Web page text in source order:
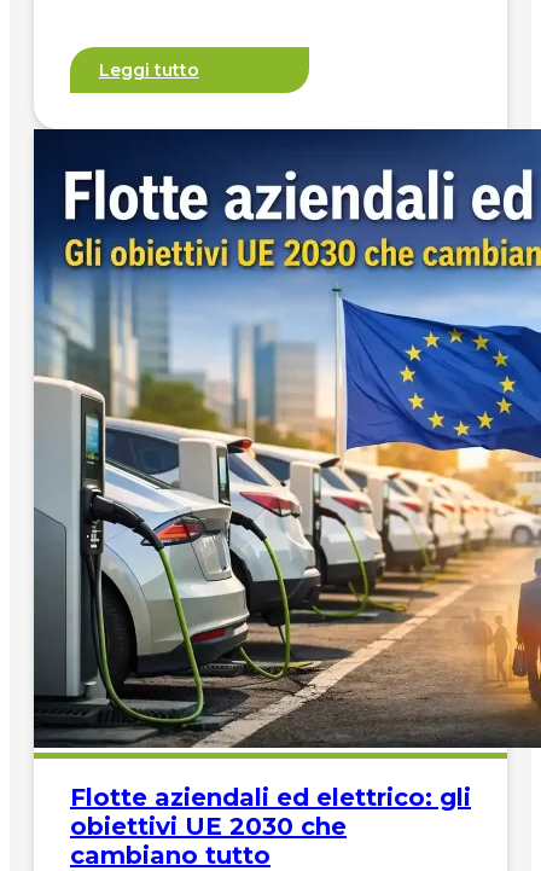
Leggi tutto
Flotte aziendali ed elettrico: gli
obiettivi UE 2030 che
cambiano tutto